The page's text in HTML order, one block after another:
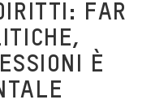
FAR
È